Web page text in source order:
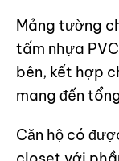
Mảng tường
tấm nhựa
bên, kết hợp
mang đến
Căn hộ có